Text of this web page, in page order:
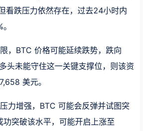
看跌压力依然存在，过去24小时内
，BTC 价格可能延续跌势，跌向
头未能守住这一关键支撑位，则该资
美元。
力增强，BTC 可能会反弹并试图突
突破该水平，可能开启上涨至